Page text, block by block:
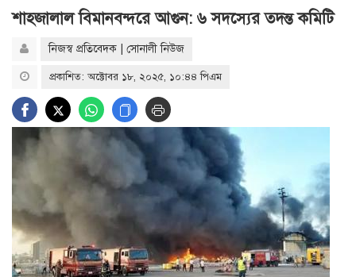
শাহজালাল বিমানবন্দরে আগুন: ৬ সদস্যের তদন্ত কমিটি
নিজস্ব প্রতিবেদক | সোনালী নিউজ
প্রকাশিত: অক্টোবর ১৮, ২০২৫, ১০:৪৪ পিএম